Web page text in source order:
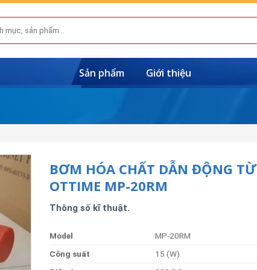
Sản phẩm Giới thiệu
BƠM HÓA CHẤT DẪN ĐỘNG TỪ
OTTIME MP-20RM
Thông số kĩ thuật.
Model
MP-20RM
Công suất
15 (W)